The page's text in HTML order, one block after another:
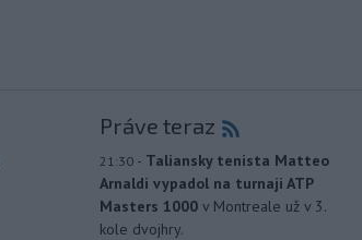
Práve teraz
21:30 - Taliansky tenista Matteo
Arnaldi vypadol na turnaji ATP
Masters 1000 v Montreale už v 3.
kole dvojhry.